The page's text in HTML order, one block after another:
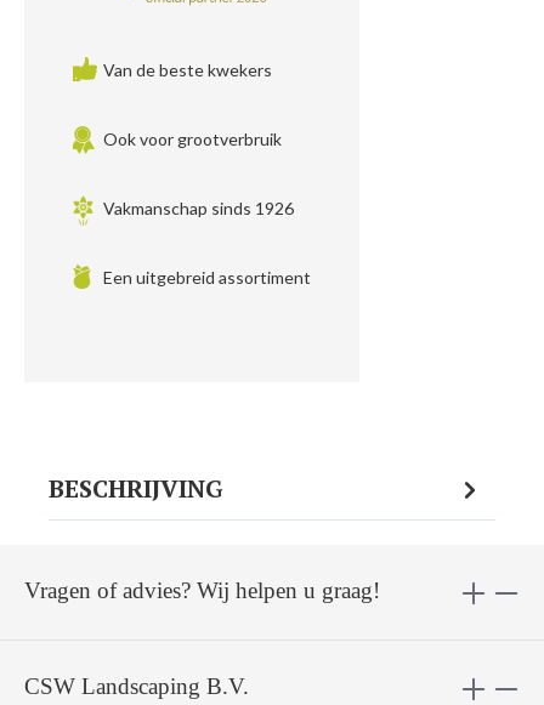
Van de beste kwekers
Ook voor grootverbruik
Vakmanschap sinds 1926
Een uitgebreid assortiment
BESCHRIJVING
CSW Landscaping B.V.
Vragen of advies? Wij helpen u graag!